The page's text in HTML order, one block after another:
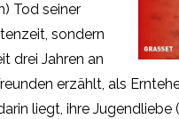
Tod seiner
sondern
drei Jahren an
erzählt, als
liegt, ihre